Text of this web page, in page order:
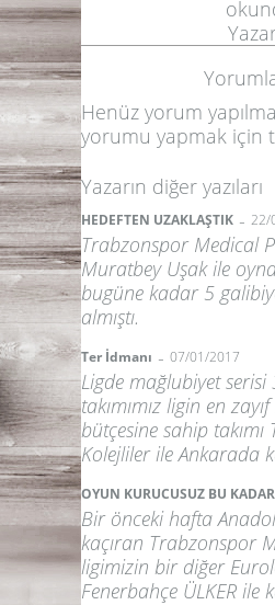
Henüz yorum
yorumu yapmak için
Yazarın diğer yazıları
HEDEFTEN UZAKLAŞTIK - 22/
Trabzonspor Medical
Muratbey Uşak ile
bugüne kadar 5
almıştı.
Ter İdmanı - 07/01/2017
Ligde mağlubiyet serisi
takımımız ligin en
bütçesine sahip takımı
Kolejliler ile Ankarada
OYUN KURUCUSUZ BU KADAR
Bir önceki hafta
kaçıran Trabzonspor
ligimizin bir diğer
Fenerbahçe ÜLKER ile